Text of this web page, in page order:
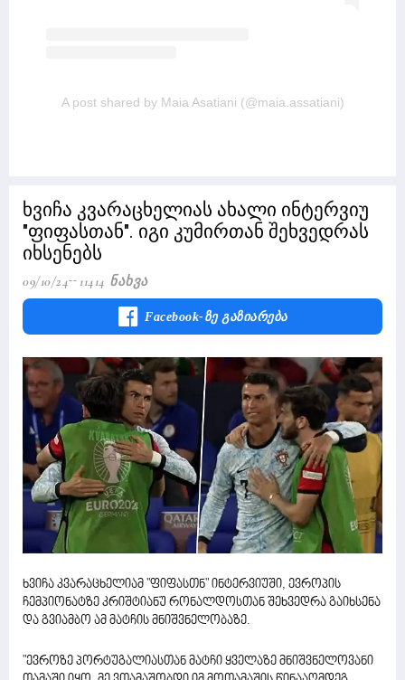
A post shared by Maia Asatiani (@maia.assatiani)
ხვიჩა კვარაცხელიას ახალი ინტერვიუ
"ფიფასთან". იგი კუმირთან შეხვედრას
იხსენებს
09/10/24 11414 Ნახვა
Facebook-Ზე Გაზიარება
ხვიჩა კვარაცხელიამ "ფიფასთნ" ინტერვიუში, ევროპის
ჩემპიონატზე კრიშტიანუ რონალდოსთან შეხვედრა გაიხსენა
და გვიამბო ამ მატჩის მნიშვნელობაზე.
"ევროზე პორტუგალიასთან მატჩი ყველაზე მნიშვნელოვანი